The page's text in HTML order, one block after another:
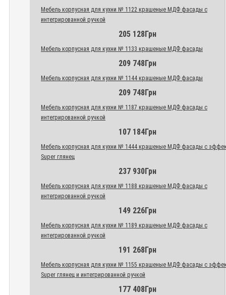
Мебель корпусная для кухни № 1122 крашеные МДФ фасады с
интегрированной ручкой
205 128Грн
Мебель корпусная для кухни № 1133 крашеные МДФ фасады
209 748Грн
Мебель корпусная для кухни № 1144 крашеные МДФ фасады
209 748Грн
Мебель корпусная для кухни № 1187 крашеные МДФ фасады с
интегрированной ручкой
107 184Грн
Мебель корпусная для кухни № 1444 крашеные МДФ фасады с
Super глянец
237 930Грн
Мебель корпусная для кухни № 1188 крашеные МДФ фасады с
интегрированной ручкой
149 226Грн
Мебель корпусная для кухни № 1189 крашеные МДФ фасады с
интегрированной ручкой
191 268Грн
Мебель корпусная для кухни № 1155 крашеные МДФ фасады с
Super глянец и интегрированной ручкой
177 408Грн